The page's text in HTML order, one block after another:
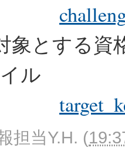
象とする資
ル
担当Y.H. (